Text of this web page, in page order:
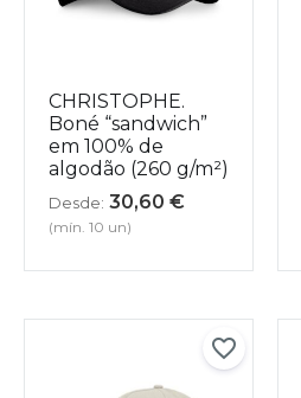
CHRISTOPHE.
Boné “sandwich”
em 100% de
algodão (260 g/m²)
Desde: 30,60 €
(mín. 10 un)